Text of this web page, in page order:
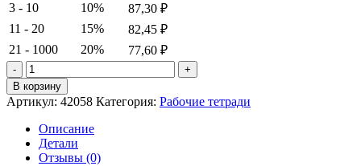
3 - 10
10% 87,30 ₽
11 - 20
15% 82,45 ₽
21 - 1000
20% 77,60 ₽
Количество
товара
Контурные
карты
История
нового
времени.
В корзину
Артикул: 42058 Категория: Рабочие тетради
Описание
Детали
Отзывы (0)